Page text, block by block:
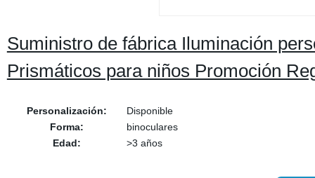
Suministro de fábrica Iluminación
Prismáticos para niños Promoción
Personalización:
Disponible
Forma:
binoculares
Edad:
>3 años